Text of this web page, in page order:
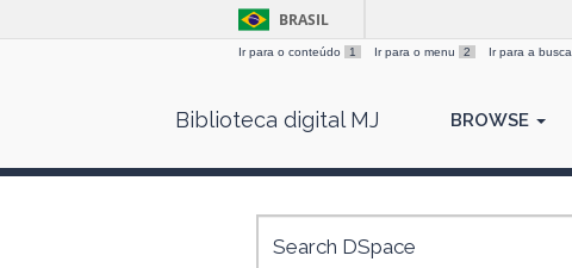
BRASIL
Ir para o conteúdo 1 Ir para o menu 2 Ir para a busca
Biblioteca digital MJ BROWSE